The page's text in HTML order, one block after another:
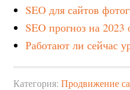
SEO для сайтов
SEO прогноз на 2023
Работают ли сейчас
Категория:Продвижение